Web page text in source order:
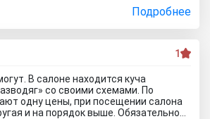
ушел из салона, потому что мне такой
Битое авто я могу купить и с рук и
тут... Сожаления только о
которого можно было избежать
об автоцентре Нтт авто до
Подробнее
1
В салоне находится куча
со своими схемами. По
одну цены, при посещении салона
и на порядок выше. Обязательное